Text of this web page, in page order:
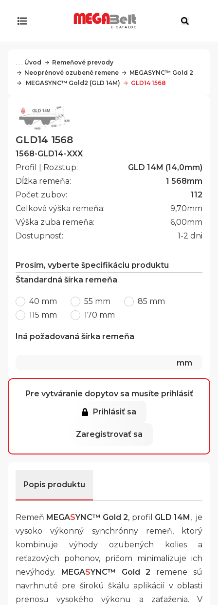
E-CATALOG
. . . Úvod
Remeňové prevody
Neoprénové ozubené remene
MEGASYNC™ Gold 2
MEGASYNC™ Gold2 (GLD 14M)
GLD14 1568
GLD14 1568
1568-GLD14-XXX
Profil | Rozstup:
GLD 14M (14,0mm)
Dĺžka remeňa:
1 568mm
Počet zubov:
112
Celková výška remeňa:
9,70mm
Výška zuba remeňa:
6,00mm
Dostupnosť:
1-2 dni
Prosím, vyberte špecifikáciu produktu
Štandardná šírka remeňa
40 mm 55 mm
85 mm
115 mm
170 mm
Iná požadovaná šírka remeňa
mm
Pre vytváranie dopytov sa musíte prihlásiť
Prihlásiť sa
Zaregistrovať sa
Popis produktu
Remeň MEGASYNC™ Gold 2, profil GLD 14M , je
vysoko výkonný synchrónny remeň, ktorý
kombinuje výhody ozubených kolies a
reťazových pohonov, pričom minimalizuje ich
nevýhody.
MEGASYNC™ Gold 2 remene sú
navrhnuté pre širokú škálu aplikácií v oblasti
prenosu vysokého výkonu a zaťaženia. V